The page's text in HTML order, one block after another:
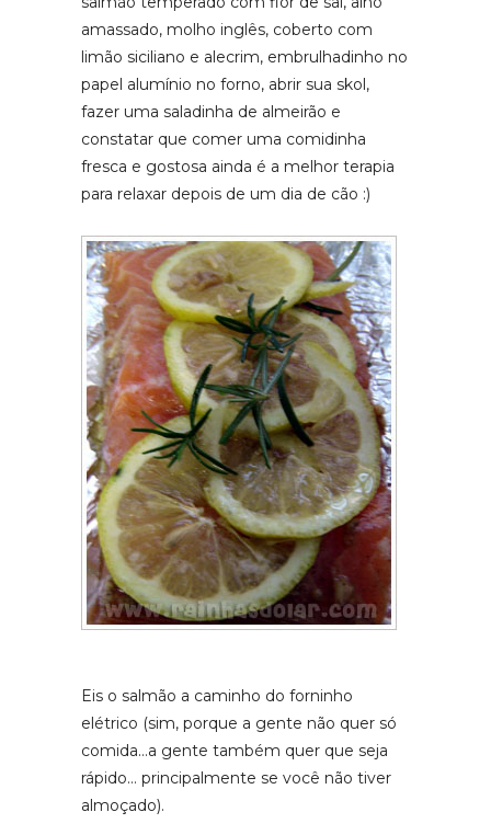
amassado, molho inglês, coberto com
limão siciliano e alecrim, embrulhadinho no
papel alumínio no forno, abrir sua skol,
fazer uma saladinha de almeirão e
constatar que comer uma comidinha
fresca e gostosa ainda é a melhor terapia
para relaxar depois de um dia de cão :)
Eis o salmão a caminho do forninho
elétrico (sim, porque a gente não quer só
comida…a gente também quer que seja
rápido… principalmente se você não tiver
almoçado).